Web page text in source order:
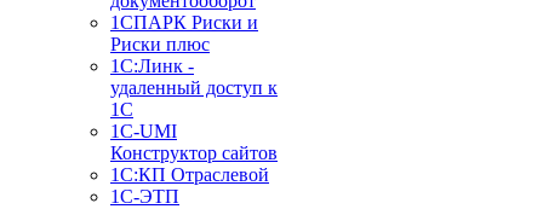
1СПАРК Риски и
Риски плюс
1С:Линк -
удаленный доступ к
1С
1С-UMI
Конструктор сайтов
1С:КП Отраслевой
1С-ЭТП